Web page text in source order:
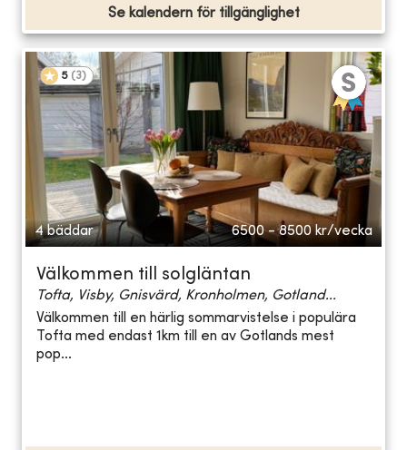
Se kalendern för tillgänglighet
5 (3)
4 bäddar 6500 - 8500 kr/vecka
Välkommen till solgläntan
Tofta, Visby, Gnisvärd, Kronholmen, Gotland...
Välkommen till en härlig sommarvistelse i populära
Tofta med endast 1km till en av Gotlands mest
pop...